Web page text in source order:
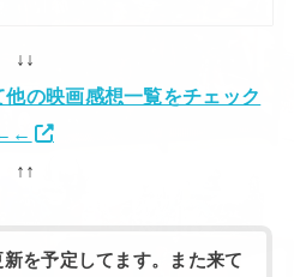
↓↓
の映画感想一覧をチェック
↑↑
を予定してます。また来て